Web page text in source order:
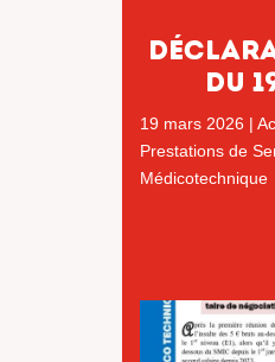
DU
19 mars 2026 |
Prestations de
Médicotechnique